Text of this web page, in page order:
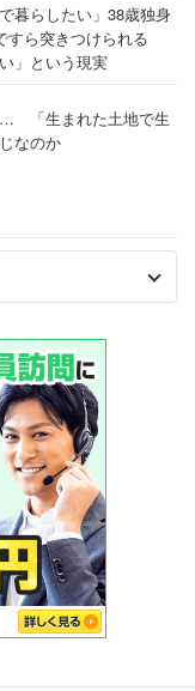
暮らしたい」38歳独身
ら突きつけられる
」という現実
「生まれた土地で生
なのか